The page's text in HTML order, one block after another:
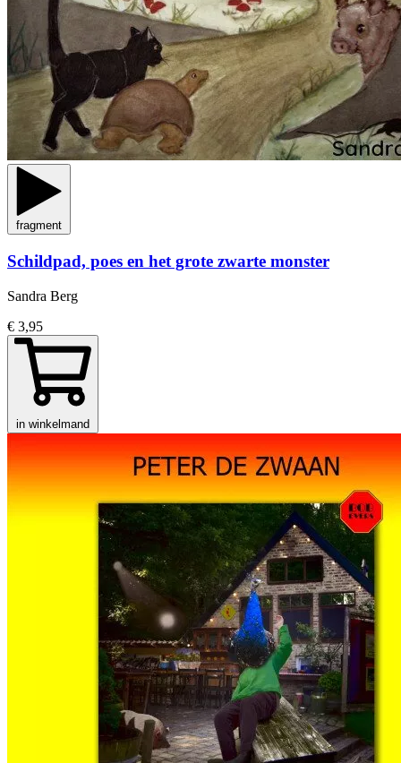
fragment
Schildpad, poes en het grote zwarte monster
Sandra Berg
€ 3,95
in winkelmand